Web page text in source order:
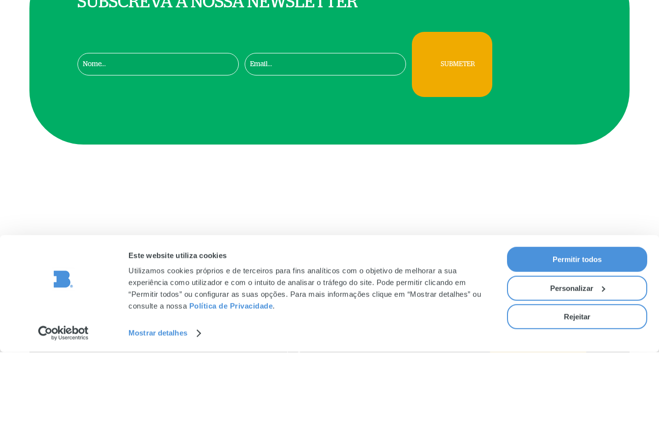
Este website utiliza cookies
Utilizamos cookies próprios e de terceiros para fins analíticos com o objetivo de melhorar a sua
experiência como utilizador e com o intuito de analisar o tráfego do site. Pode permitir clicando em
“Permitir todos” ou configurar as suas opções. Para mais informações clique em “Mostrar detalhes” ou
consulte a nossa Política de Privacidade.
Mostrar detalhes
Permitir todos
Personalizar
Rejeitar
SUBMETER
BRAGA PARQUE
10h00 às 23h00
MUNDICENTER INFORMAÇÕES ÚTEIS
SUBSCREVA A NOSSA
NEWSLETTER